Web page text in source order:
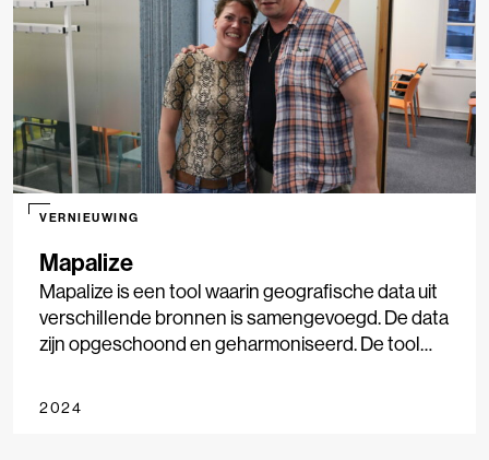
Mapalize
VERNIEUWING
Mapalize is een tool waarin geografische data uit
verschillende bronnen is samengevoegd. De data
zijn opgeschoond en geharmoniseerd. De tool
combineren en visualiseren van geografische uit
2024